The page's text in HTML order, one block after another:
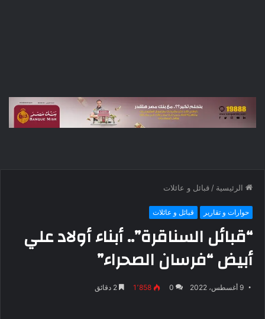
الرئيسية / قبائل و عائلات
حوارات و تقارير قبائل و عائلات
“قبائل السناقرة”.. أبناء أولاد علي
أبيض “فرسان الصحراء”
9 أغسطس، 2022 0 1٬858